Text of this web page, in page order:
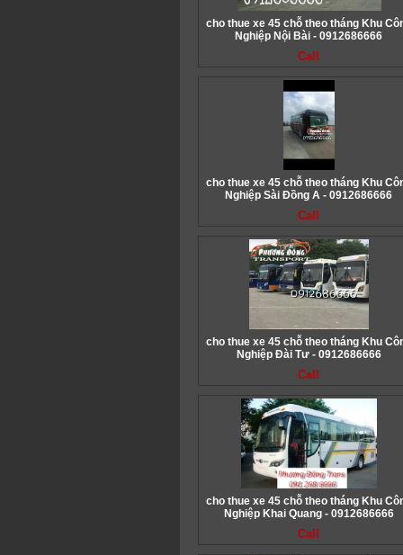
cho thue xe 45 chỗ theo tháng Khu
Nghiệp Nội Bài - 0912686666
Call
cho thue xe 45 chỗ theo tháng Khu
Nghiệp Sài Đồng A - 0912686666
Call
cho thue xe 45 chỗ theo tháng Khu
Nghiệp Đài Tư - 0912686666
Call
cho thue xe 45 chỗ theo tháng Khu
Nghiệp Khai Quang - 0912686666
Call